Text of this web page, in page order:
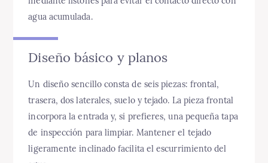
agua acumulada.
Diseño básico y planos
Un diseño sencillo consta de seis piezas: frontal,
trasera, dos laterales, suelo y tejado. La pieza frontal
incorpora la entrada y, si prefieres, una pequeña tapa
de inspección para limpiar. Mantener el tejado
ligeramente inclinado facilita el escurrimiento del